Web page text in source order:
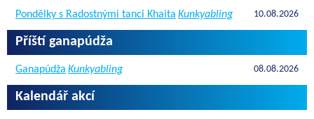
Pondělky s Radostnými tanci Khaita Kunkyabling 10.08.2026
Příští ganapúdža
Ganapúdža Kunkyabling 08.08.2026
Kalendář akcí